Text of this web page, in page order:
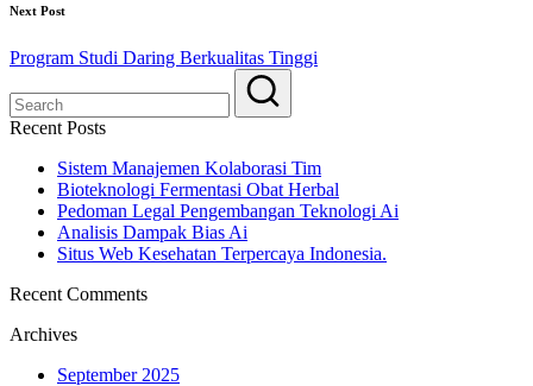
Next Post
Program Studi Daring Berkualitas Tinggi
Recent Posts
Sistem Manajemen Kolaborasi Tim
Bioteknologi Fermentasi Obat Herbal
Pedoman Legal Pengembangan Teknologi Ai
Analisis Dampak Bias Ai
Situs Web Kesehatan Terpercaya Indonesia.
Recent Comments
Archives
September 2025